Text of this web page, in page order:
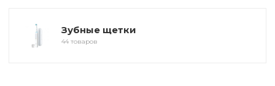
Зубные щетки
44 товаров